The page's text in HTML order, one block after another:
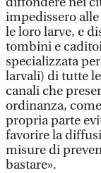
impedissero
le loro larve, e
tombini e
specializzata
larvali) di tutte
canali che
ordinanza,
propria parte
favorire la
misure di
bastare».